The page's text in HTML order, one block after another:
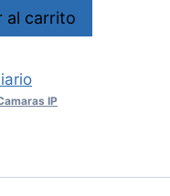
al carrito
IP